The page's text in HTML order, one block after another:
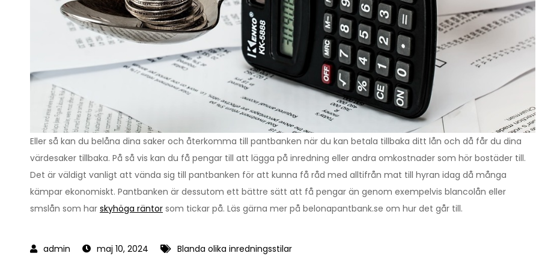
Eller så kan du belåna dina saker och återkomma till pantbanken när du kan betala tillbaka ditt lån och då får du dina
värdesaker tillbaka. På så vis kan du få pengar till att lägga på inredning eller andra omkostnader som hör bostäder till.
Det är väldigt vanligt att vända sig till pantbanken för att kunna få råd med alltifrån mat till hyran idag då många
kämpar ekonomiskt. Pantbanken är dessutom ett bättre sätt att få pengar än genom exempelvis blancolån eller
smslån som har skyhöga räntor som tickar på. Läs gärna mer på belonapantbank.se om hur det går till.
maj 10, 2024 Blanda olika inredningsstilar